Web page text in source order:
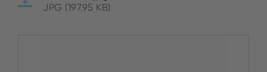
JPG (197.95 KB)